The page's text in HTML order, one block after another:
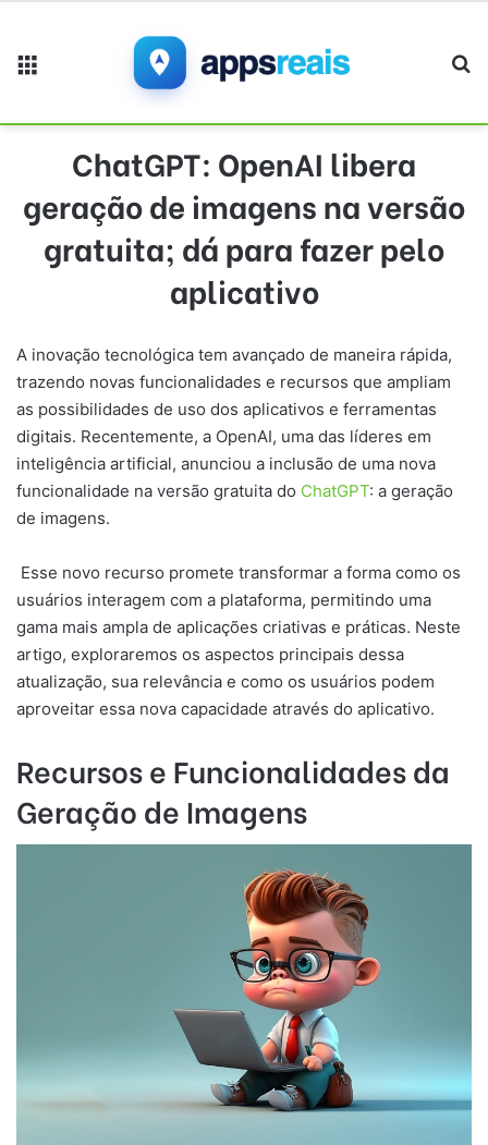
ChatGPT: OpenAI libera
geração de imagens na versão
gratuita; dá para fazer pelo
aplicativo
A inovação tecnológica tem avançado de maneira rápida,
trazendo novas funcionalidades e recursos que ampliam
as possibilidades de uso dos aplicativos e ferramentas
digitais. Recentemente, a OpenAI, uma das líderes em
inteligência artificial, anunciou a inclusão de uma nova
funcionalidade na versão gratuita do ChatGPT: a geração
de imagens.
Esse novo recurso promete transformar a forma como os
usuários interagem com a plataforma, permitindo uma
gama mais ampla de aplicações criativas e práticas. Neste
artigo, exploraremos os aspectos principais dessa
atualização, sua relevância e como os usuários podem
aproveitar essa nova capacidade através do aplicativo.
Recursos e Funcionalidades da
Geração de Imagens